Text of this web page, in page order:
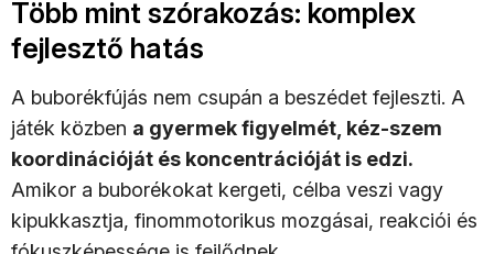
Több mint szórakozás: komplex
fejlesztő hatás
A buborékfújás nem csupán a beszédet fejleszti. A
játék közben a gyermek figyelmét, kéz-szem
koordinációját és koncentrációját is edzi.
Amikor a buborékokat kergeti, célba veszi vagy
kipukkasztja, finommotorikus mozgásai, reakciói és